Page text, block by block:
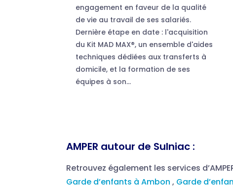
engagement en faveur de la qualité
de vie au travail de ses salariés.
Dernière étape en date : l'acquisition
du Kit MAD MAX®, un ensemble d'aides
techniques dédiées aux transferts à
domicile, et la formation de ses
équipes à son...
AMPER autour de Sulniac :
Retrouvez également les services
Garde d’enfants à Ambon, Garde